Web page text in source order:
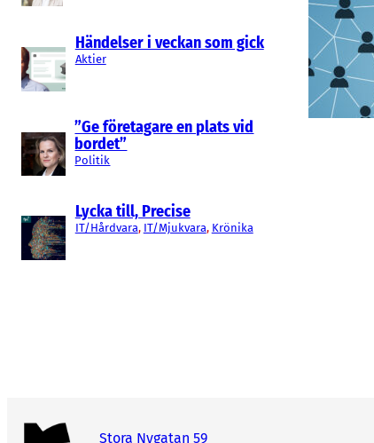
Händelser i veckan som gick
Aktier
”Ge företagare en plats vid
bordet”
Politik
Lycka till, Precise
IT/Hårdvara, IT/Mjukvara, Krönika
Stora Nygatan 59